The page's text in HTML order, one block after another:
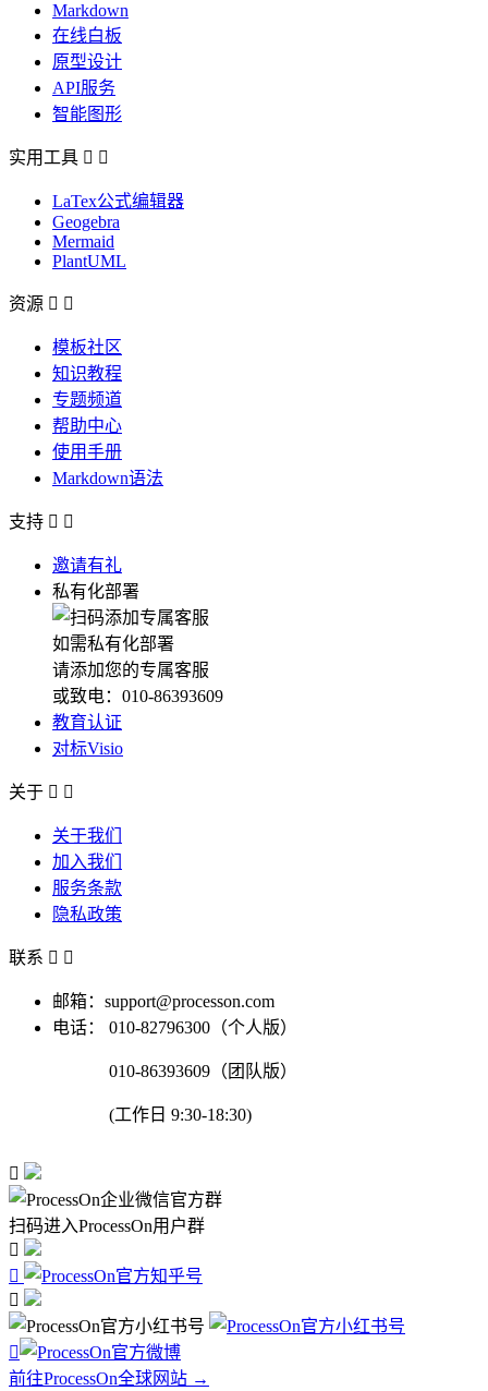
Markdown
在线白板
原型设计
API服务
智能图形
实用工具  
LaTex公式编辑器
Geogebra
Mermaid
PlantUML
资源  
模板社区
知识教程
专题频道
帮助中心
使用手册
Markdown语法
支持  
邀请有礼
私有化部署
如需私有化部署
请添加您的专属客服
或致电：010-86393609
教育认证
对标Visio
关于  
关于我们
加入我们
服务条款
隐私政策
联系  
邮箱：support@processon.com
电话：
010-82796300（个人版）
010-86393609（团队版）
(工作日 9:30-18:30)

扫码进入ProcessOn用户群




前往ProcessOn全球网站 →